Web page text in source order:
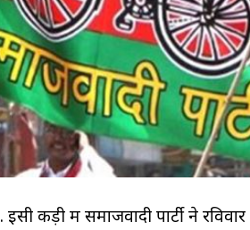
कड़ी में समाजवादी पार्टी ने रविवार